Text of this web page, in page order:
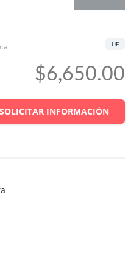
$6,650.00
UF
SOLICITAR INFORMACIÓN